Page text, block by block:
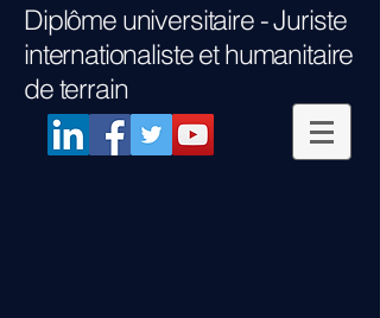
Diplôme universitaire -Juriste
internationaliste et humanitaire
de terrain